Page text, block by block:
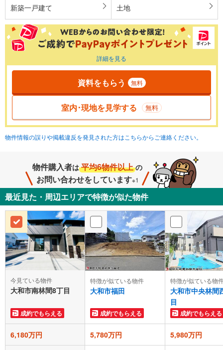
新築一戸建て 土地
詳細を見る
資料をもらう 無料
室内･現地を見学する 無料
物件情報の誤りや掲載違反を発見された方はこちらからご連絡ください。
物件購入者は 平均6物件以上 の
お問い合わせをしています※1
最近見た・周辺エリアで特徴が似た物件
今見ている物件
大和市南林間8丁目
成約でもらえる
特徴が似ている物件
大和市福田
成約でもらえる
特徴が似ている物
大和市中央林間
目
成約でもらえる
6,180万円 5,780万円 5,980万円